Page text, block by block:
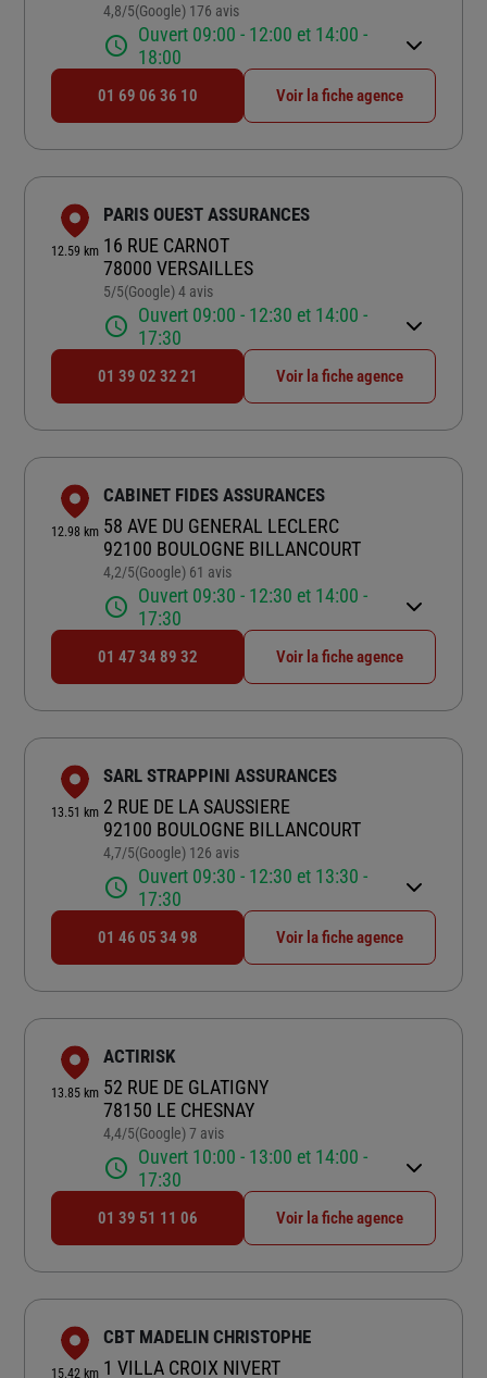
4,8/5Note de 4.8 sur 5
(Google) 176 avis
Ouvert 09:00 - 12:00 et 14:00 -
18:00
01 69 06 36 10 Voir la fiche agence
12.59 km
PARIS OUEST ASSURANCES
16 RUE CARNOT
78000 VERSAILLES
5/5Note de 5 sur 5
(Google) 4 avis
Ouvert 09:00 - 12:30 et 14:00 -
17:30
01 39 02 32 21 Voir la fiche agence
12.98 km
CABINET FIDES ASSURANCES
58 AVE DU GENERAL LECLERC
92100 BOULOGNE BILLANCOURT
4,2/5Note de 4.2 sur 5
(Google) 61 avis
Ouvert 09:30 - 12:30 et 14:00 -
17:30
01 47 34 89 32 Voir la fiche agence
13.51 km
SARL STRAPPINI ASSURANCES
2 RUE DE LA SAUSSIERE
92100 BOULOGNE BILLANCOURT
4,7/5Note de 4.7 sur 5
(Google) 126 avis
Ouvert 09:30 - 12:30 et 13:30 -
17:30
01 46 05 34 98 Voir la fiche agence
13.85 km
ACTIRISK
52 RUE DE GLATIGNY
78150 LE CHESNAY
4,4/5Note de 4.4 sur 5
(Google) 7 avis
Ouvert 10:00 - 13:00 et 14:00 -
17:30
01 39 51 11 06 Voir la fiche agence
15.42 km
CBT MADELIN CHRISTOPHE
1 VILLA CROIX NIVERT